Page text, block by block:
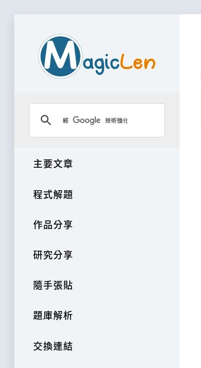
主要文章
程式解題
作品分享
研究分享
隨手張貼
題庫解析
交換連結